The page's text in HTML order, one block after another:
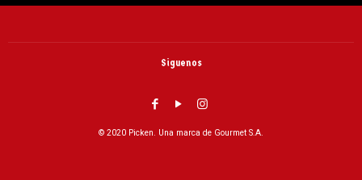
Siguenos
© 2020 Picken. Una marca de Gourmet S.A.